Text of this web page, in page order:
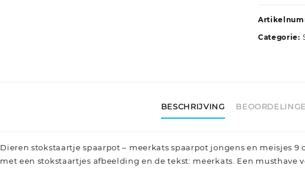
Categorie:
BESCHRIJVING
Dieren stokstaartje spaarpot – meerkats spaarpot jongens en meisjes
met een stokstaartjes afbeelding en de tekst: meerkats. Een musthave